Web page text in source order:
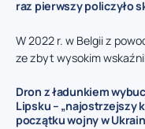
raz pierwszy policzyło
W 2022 r. w Belgii z
ze zbyt wysokim
Dron z ładunkiem
Lipsku – „najostrzejszy
początku wojny w